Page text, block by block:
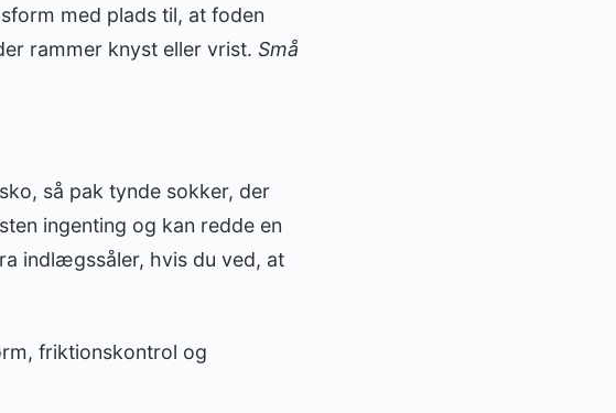
med plads til, at foden
rammer knyst eller vrist. Små
så pak tynde sokker, der
ingenting og kan redde en
indlægssåler, hvis du ved, at
friktionskontrol og